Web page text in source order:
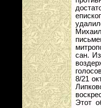
сан.
8/21
Этот